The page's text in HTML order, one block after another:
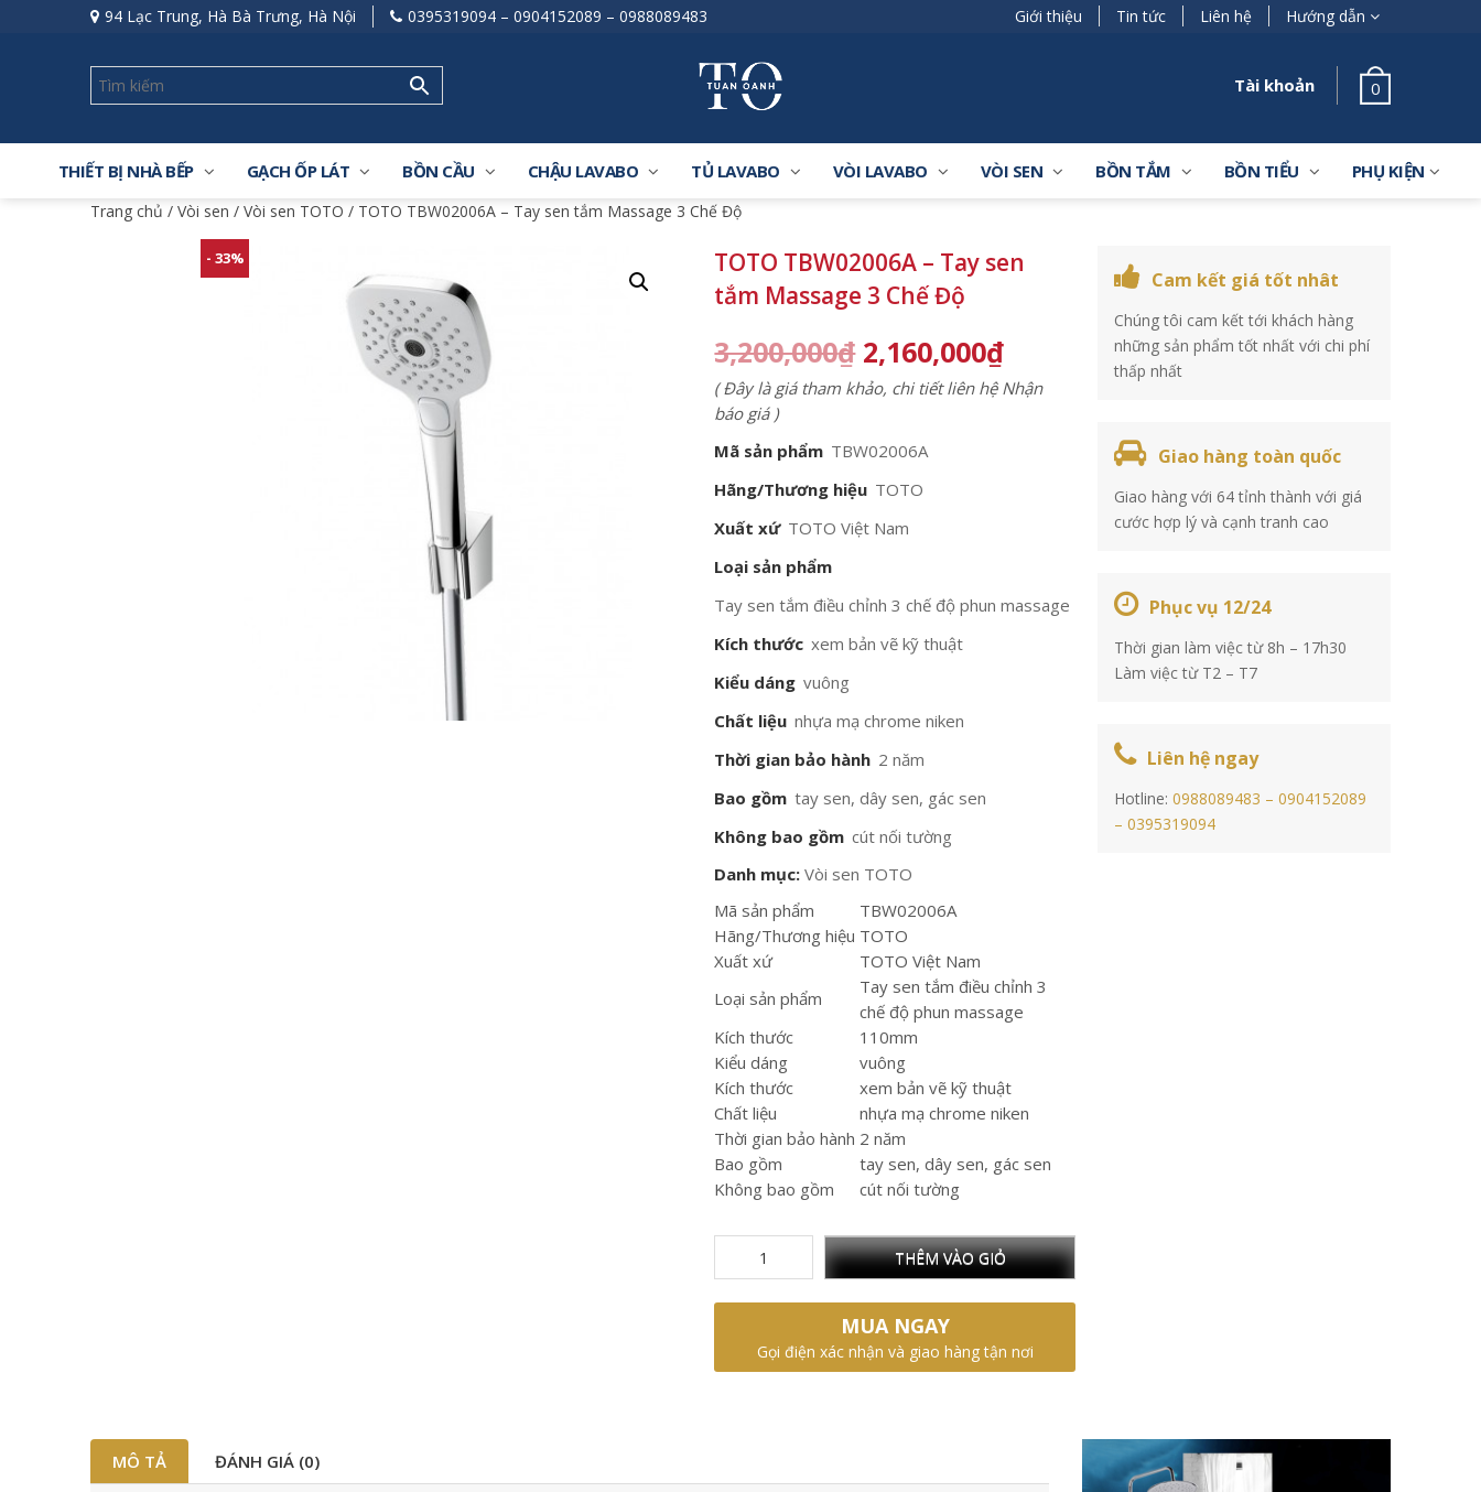
94 Lạc Trung, Hà Bà Trưng, Hà Nội 0395319094 – 0904152089 – 0988089483 Giới thiệu Tin tức Liên hệ Hướng dẫn
Tài khoản 0
THIẾT BỊ NHÀ BẾP GẠCH ỐP LÁT BỒN CẦU CHẬU LAVABO TỦ LAVABO VÒI LAVABO VÒI SEN BỒN TẮM BỒN TIỂU PHỤ KIỆN
Trang chủ / Vòi sen / Vòi sen TOTO / TOTO TBW02006A – Tay sen tắm Massage 3 Chế Độ
- 33%
TOTO TBW02006A – Tay sen
tắm Massage 3 Chế Độ
3,200,000₫ 2,160,000₫
( Đây là giá tham khảo, chi tiết liên hệ Nhận
báo giá )
Mã sản phẩm TBW02006A
Hãng/Thương hiệu TOTO
Xuất xứ TOTO Việt Nam
Loại sản phẩm
Tay sen tắm điều chỉnh 3 chế độ phun massage
Kích thước xem bản vẽ kỹ thuật
Kiểu dáng vuông
Chất liệu nhựa mạ chrome niken
Thời gian bảo hành 2 năm
Bao gồm tay sen, dây sen, gác sen
Không bao gồm cút nối tường
Danh mục: Vòi sen TOTO
Mã sản phẩm
TBW02006A
Hãng/Thương hiệu TOTO
Xuất xứ
TOTO Việt Nam
Loại sản phẩm
Tay sen tắm điều chỉnh 3
chế độ phun massage
Kích thước
110mm
Kiểu dáng
vuông
Kích thước
xem bản vẽ kỹ thuật
Chất liệu
nhựa mạ chrome niken
Thời gian bảo hành 2 năm
Bao gồm
tay sen, dây sen, gác sen
Không bao gồm
cút nối tường
THÊM VÀO GIỎ
MUA NGAY
Gọi điện xác nhận và giao hàng tận nơi
Cam kết giá tốt nhât
Chúng tôi cam kết tới khách hàng
những sản phẩm tốt nhất với chi phí
thấp nhất
Giao hàng toàn quốc
Giao hàng với 64 tỉnh thành với giá
cước hợp lý và cạnh tranh cao
Phục vụ 12/24
Thời gian làm việc từ 8h – 17h30
Làm việc từ T2 – T7
Liên hệ ngay
Hotline: 0988089483 – 0904152089
– 0395319094
MÔ TẢ ĐÁNH GIÁ (0)